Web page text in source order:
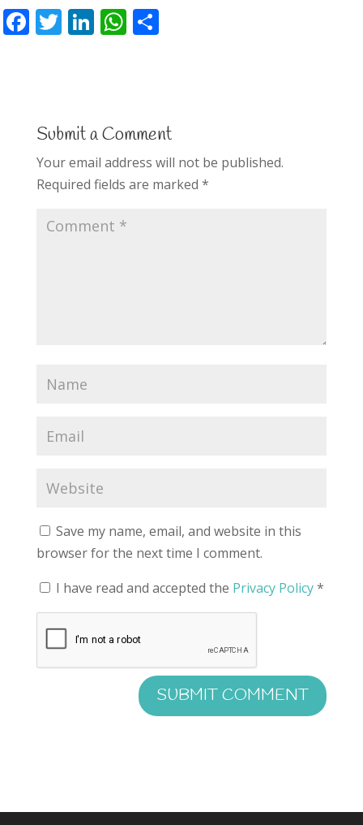
F
o
o
k
T Li
dI
n
W
A
p
p
Submit a Comment
Your email address will not be published.
Required fields are marked *
Save my name, email, and website in this
browser for the next time I comment.
I have read and accepted the Privacy Policy*